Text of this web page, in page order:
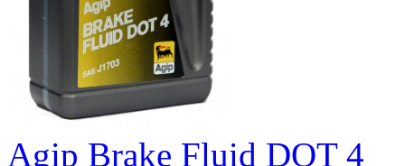
Agip Brake Fluid DOT 4